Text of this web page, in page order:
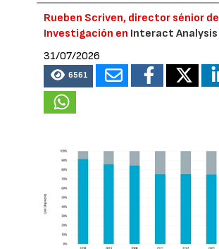
Rueben Scriven, director sénior de
Investigación en Interact Analysis
31/07/2026
6561